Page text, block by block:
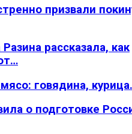
призвали
рассказала, как
говядина,
о подготовке